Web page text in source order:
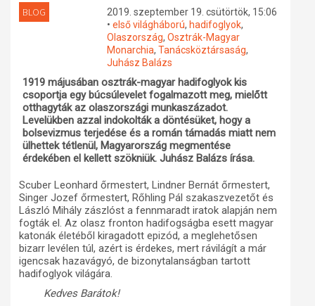
Műhelymunkák
BLOG
2019. szeptember 19. csütörtök, 15:06
• első világháború, hadifoglyok,
Olaszország, Osztrák-Magyar
Monarchia, Tanácsköztársaság,
Juhász Balázs
1919 májusában osztrák-magyar hadifoglyok kis
csoportja egy búcsúlevelet fogalmazott meg, mielőtt
otthagyták az olaszországi munkaszázadot.
Levelükben azzal indokolták a döntésüket, hogy a
bolsevizmus terjedése és a román támadás miatt nem
ülhettek tétlenül, Magyarország megmentése
érdekében el kellett szökniük. Juhász Balázs írása.
Scuber Leonhard őrmestert, Lindner Bernát őrmestert,
Singer Jozef őrmestert, Rőhling Pál szakaszvezetőt és
László Mihály zászlóst a fennmaradt iratok alapján nem
fogták el. Az olasz fronton hadifogságba esett magyar
katonák életéből kiragadott epizód, a meglehetősen
bizarr levélen túl, azért is érdekes, mert rávilágít a már
igencsak hazavágyó, de bizonytalanságban tartott
hadifoglyok világára.
Kedves Barátok!